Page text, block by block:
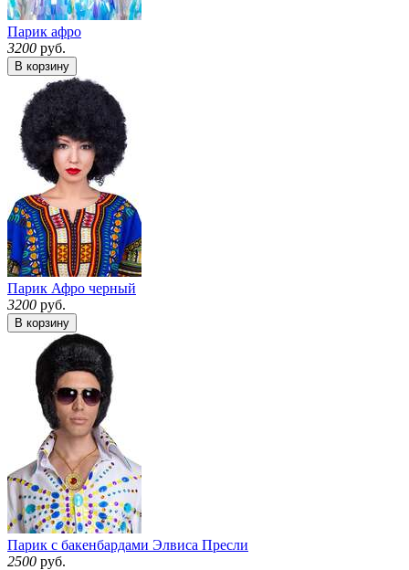
Парик афро
3200 руб.
В корзину
Парик Афро черный
3200 руб.
В корзину
Парик с бакенбардами Элвиса Пресли
2500 руб.